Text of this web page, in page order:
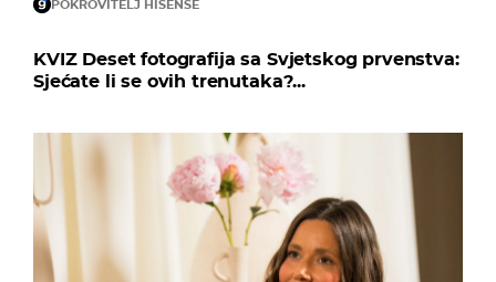
POKROVITELJ HISENSE
KVIZ Deset fotografija sa Svjetskog prvenstva:
Sjećate li se ovih trenutaka?...